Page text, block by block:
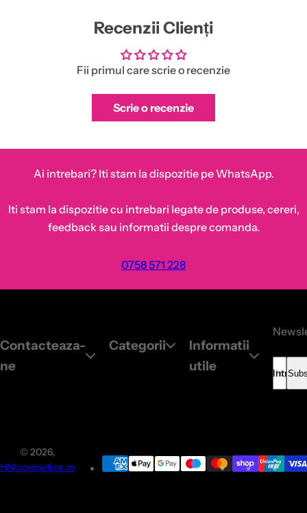
Recenzii Clienți
Fii primul care scrie o recenzie
Scrie o recenzie
Ai intrebari? Iti stam la dispozitie pe WhatsApp.
Iti stam la dispozitie cu intrebari legate de produse, cereri,
feedback sau informatii despre comanda.
0758 571 228
Contacteaza-
ne
Categorii
Informatii
utile
© 2026,
HNIcosmetice.ro